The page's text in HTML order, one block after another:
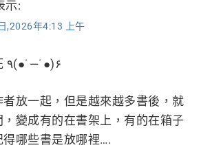
示:
,2026年4:13 上午
顏文字永遠不死 ٩(●˙—˙●)۶
放一起，但是越來越多書後，就
，變成有的在書架上，有的在箱子
哪些書是放哪裡….